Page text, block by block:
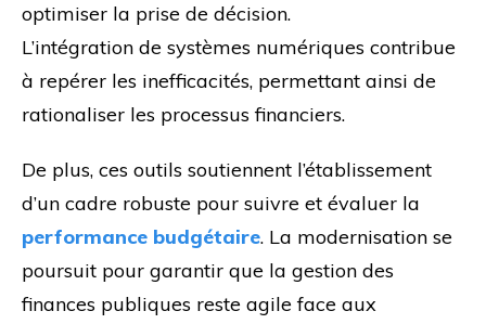
optimiser la prise de décision.
L’intégration de systèmes numériques contribue
à repérer les inefficacités, permettant ainsi de
rationaliser les processus financiers.
De plus, ces outils soutiennent l’établissement
d’un cadre robuste pour suivre et évaluer la
performance budgétaire. La modernisation se
poursuit pour garantir que la gestion des
finances publiques reste agile face aux